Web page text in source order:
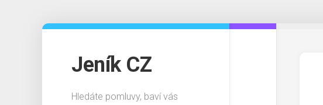
Jeník CZ
Hledáte pomluvy, baví vás